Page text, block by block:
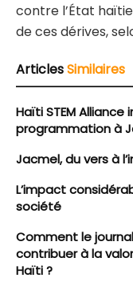
contre l’État
de ces dérives,
ArticlesSimilaires
Haïti STEM
programmation à
Jacmel, du vers à
L’impact
société
Comment le
contribuer à la
Haïti ?